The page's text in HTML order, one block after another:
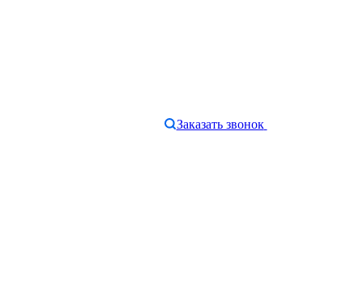
Заказать звонок